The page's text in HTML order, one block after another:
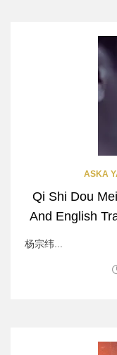
ASKA
Qi Shi Dou
And English
杨宗纬...